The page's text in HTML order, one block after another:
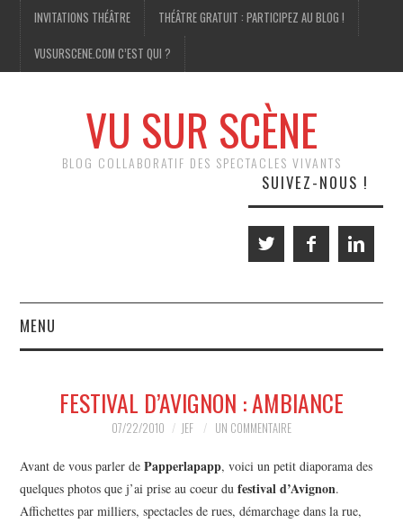
INVITATIONS THÉÂTRE THÉÂTRE GRATUIT : PARTICIPEZ AU BLOG !
VUSURSCENE.COM C’EST QUI ?
VU SUR SCÈNE
BLOG COLLABORATIF DES SPECTACLES VIVANTS
SUIVEZ-NOUS !
MENU
MUSIQUE
HUMOUR
SPECTACLE
FESTIVAL D’AVIGNON : AMBIANCE
07/22/2010 JEF UN COMMENTAIRE
Avant de vous parler dePapperlapapp, voici un petit diaporama des
quelques photos que j’ai prise au coeur dufestival d’Avignon.
Affichettes par milliers, spectacles de rues, démarchage dans la rue,